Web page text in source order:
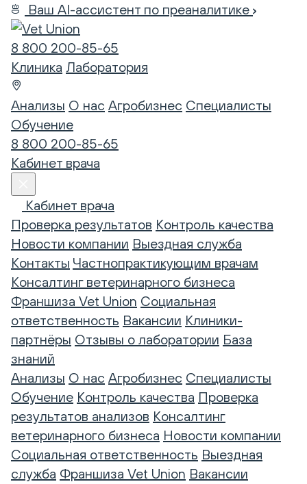
Ваш AI-ассистент по преаналитике
8 800 200-85-65
Клиника Лаборатория
Анализы О нас Агробизнес Специалисты
Обучение
8 800 200-85-65
Кабинет врача
Кабинет врача
Проверка результатов Контроль качества
Новости компании Выездная служба
Контакты Частнопрактикующим врачам
Консалтинг ветеринарного бизнеса
Франшиза Vet Union Социальная
ответственность Вакансии Клиники-
партнёры Отзывы о лаборатории База
знаний
Анализы О нас Агробизнес Специалисты
Обучение Контроль качества Проверка
результатов анализов Консалтинг
ветеринарного бизнеса Новости компании
Социальная ответственность Выездная
служба Франшиза Vet Union Вакансии